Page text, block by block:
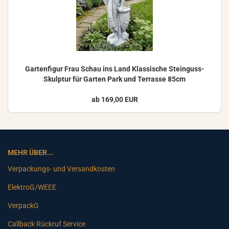
Gar­ten­fi­gur Frau Schau ins Land Klas­si­sche Steinguss-​
Skulptur für Gar­ten Park und Ter­ras­se 85cm
ab 169,00 EUR
MEHR ÜBER...
Verpackungs- und Versandkosten
ElektroG/WEEE
VerpackG
Callback Rückruf Service